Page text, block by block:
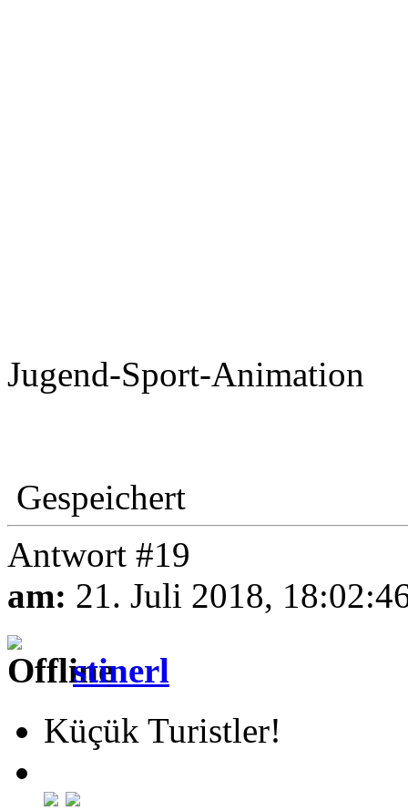
Jugend-Sport-Animation
Gespeichert
Antwort #19
am: 21. Juli 2018,
stinerl
Küçük Turistler!